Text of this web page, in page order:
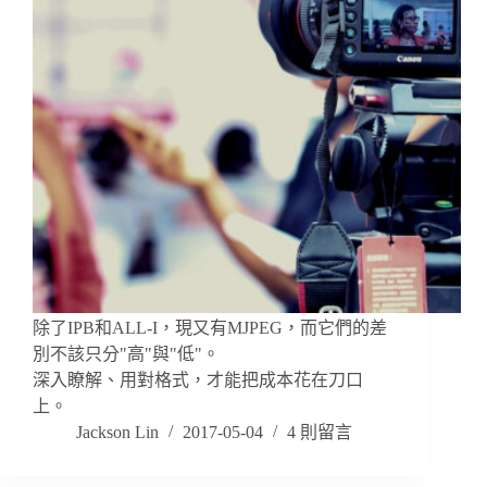
除了IPB和ALL-I，現又有MJPEG，而它們的差
別不該只分"高"與"低"。
深入瞭解、用對格式，才能把成本花在刀口
上。
Jackson Lin
2017-05-04 4 則留言